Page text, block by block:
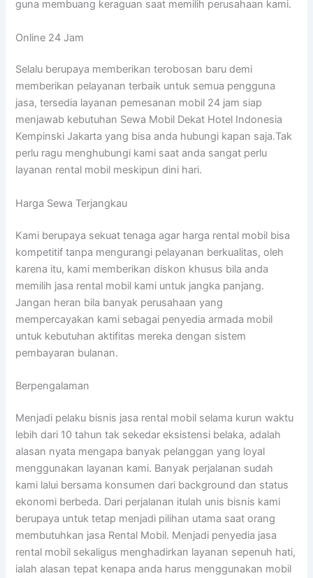
guna membuang keraguan saat memilih perusahaan kami.
Online 24 Jam
Selalu berupaya memberikan terobosan baru demi
memberikan pelayanan terbaik untuk semua pengguna
jasa, tersedia layanan pemesanan mobil 24 jam siap
menjawab kebutuhan Sewa Mobil Dekat Hotel Indonesia
Kempinski Jakarta yang bisa anda hubungi kapan saja.Tak
perlu ragu menghubungi kami saat anda sangat perlu
layanan rental mobil meskipun dini hari.
Harga Sewa Terjangkau
Kami berupaya sekuat tenaga agar harga rental mobil bisa
kompetitif tanpa mengurangi pelayanan berkualitas, oleh
karena itu, kami memberikan diskon khusus bila anda
memilih jasa rental mobil kami untuk jangka panjang.
Jangan heran bila banyak perusahaan yang
mempercayakan kami sebagai penyedia armada mobil
untuk kebutuhan aktifitas mereka dengan sistem
pembayaran bulanan.
Berpengalaman
Menjadi pelaku bisnis jasa rental mobil selama kurun waktu
lebih dari 10 tahun tak sekedar eksistensi belaka, adalah
alasan nyata mengapa banyak pelanggan yang loyal
menggunakan layanan kami. Banyak perjalanan sudah
kami lalui bersama konsumen dari background dan status
ekonomi berbeda. Dari perjalanan itulah unis bisnis kami
berupaya untuk tetap menjadi pilihan utama saat orang
membutuhkan jasa Rental Mobil. Menjadi penyedia jasa
rental mobil sekaligus menghadirkan layanan sepenuh hati,
ialah alasan tepat kenapa anda harus menggunakan mobil